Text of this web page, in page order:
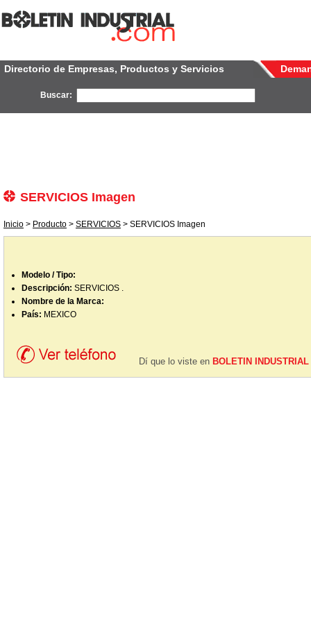
Directorio de Empresas, Productos y Servicios
Buscar:
SERVICIOS Imagen
Inicio > Producto > SERVICIOS > SERVICIOS Imagen
Modelo / Tipo:
Descripción: SERVICIOS .
Nombre de la Marca:
País: MEXICO
Dí que lo viste en BOLETIN INDUSTRIAL